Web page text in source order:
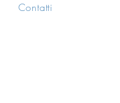
Contatti